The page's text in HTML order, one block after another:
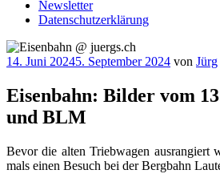
Newsletter
Datenschutzerklärung
Veröffentlicht
14. Juni 20245. September 2024 von Jürg
Eisenbahn: Bilder vom
und BLM
Bevor die alten Trieb­wa­gen aus­ran­giert
mals einen Besuch bei der Berg­bahn